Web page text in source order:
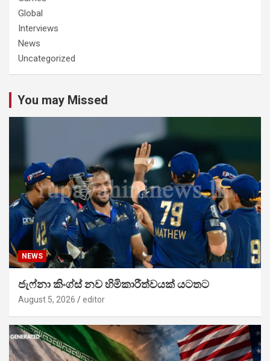
Global
Interviews
News
Uncategorized
You may Missed
NEWS
ජැෆ්නා කිංග්ස් නව හිමිකාරීත්වයක් යටතට
August 5, 2026 editor